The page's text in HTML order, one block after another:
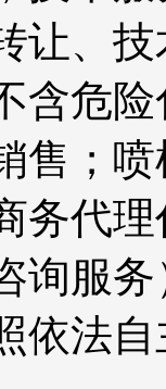
让、
含危
售；
务代
询服
依法